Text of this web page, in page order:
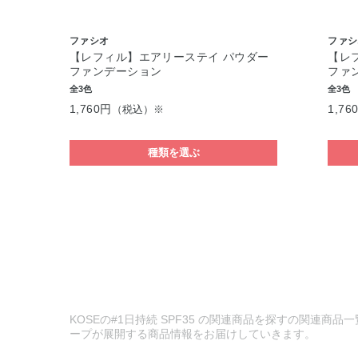
ファシオ
【レフィル】エアリーステイ パウダー
ファンデーション
全3色
1,760円 （税込）※
種類を選ぶ
ファ
【
ファ
全3色
KOSEの#1日持続 SPF35 の関連商品を探すの関連商品
ープが展開する商品情報をお届けしていきます。